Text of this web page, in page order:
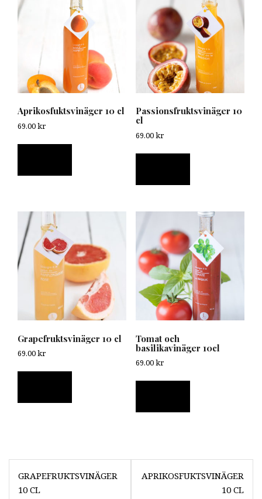
Aprikosfuktsvinäger 10 cl
69.00kr
Passionsfruktsvinäger 10
cl
69.00kr
Grapefruktsvinäger 10 cl
69.00kr
Tomat och
basilikavinäger 10cl
69.00kr
Inläggsnavigering
GRAPEFRUKTSVINÄGER
10 CL
APRIKOSFUKTSVINÄGER
10 CL